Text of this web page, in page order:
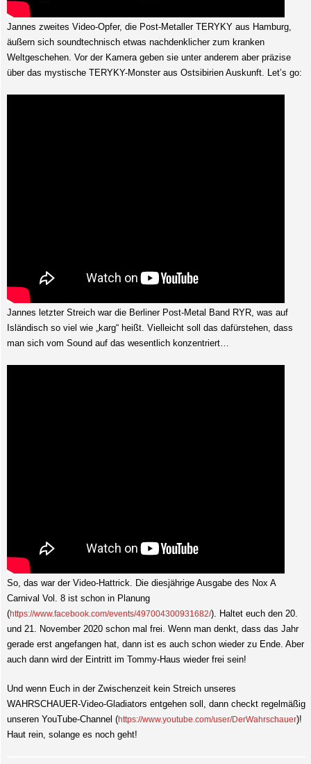
Jannes zweites Video-Opfer, die Post-Metaller TERYKY aus Hamburg,
äußern sich soundtechnisch etwas nachdenklicher zum kranken
Weltgeschehen. Vor der Kamera geben sie unter anderem aber präzise
über das mystische TERYKY-Monster aus Ostsibirien Auskunft. Let’s go:
Jannes letzter Streich war die Berliner Post-Metal Band RYR, was auf
Isländisch so viel wie „karg“ heißt. Vielleicht soll das dafürstehen, dass
man sich vom Sound auf das wesentlich konzentriert…
So, das war der Video-Hattrick. Die diesjährige Ausgabe des Nox A
Carnival Vol. 8 ist schon in Planung
(https://www.facebook.com/events/497004300931682/). Haltet euch den 20.
und 21. November 2020 schon mal frei. Wenn man denkt, dass das Jahr
gerade erst angefangen hat, dann ist es auch schon wieder zu Ende. Aber
auch dann wird der Eintritt im Tommy-Haus wieder frei sein!
Und wenn Euch in der Zwischenzeit kein Streich unseres
WAHRSCHAUER-Video-Gladiators entgehen soll, dann checkt regelmäßig
unseren YouTube-Channel (https://www.youtube.com/user/DerWahrschauer)!
Haut rein, solange es noch geht!